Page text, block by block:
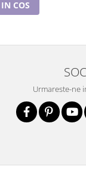
COS
Urmareste-ne